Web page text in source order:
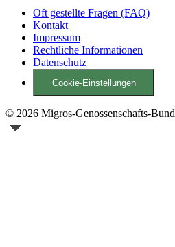
Oft gestellte Fragen (FAQ)
Kontakt
Impressum
Rechtliche Informationen
Datenschutz
Cookie-Einstellungen
© 2026 Migros-Genossenschafts-Bund